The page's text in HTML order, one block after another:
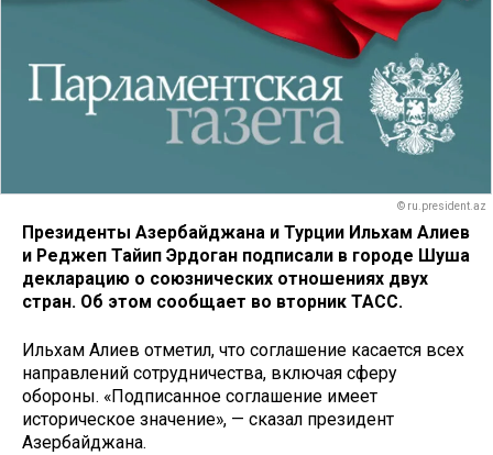
© ru.president.az
Президенты Азербайджана и Турции Ильхам Алиев
и Реджеп Тайип Эрдоган подписали в городе Шуша
декларацию о союзнических отношениях двух
стран. Об этом сообщает во вторник ТАСС.
Ильхам Алиев отметил, что соглашение касается всех
направлений сотрудничества, включая сферу
обороны. «Подписанное соглашение имеет
историческое значение», — сказал президент
Азербайджана.